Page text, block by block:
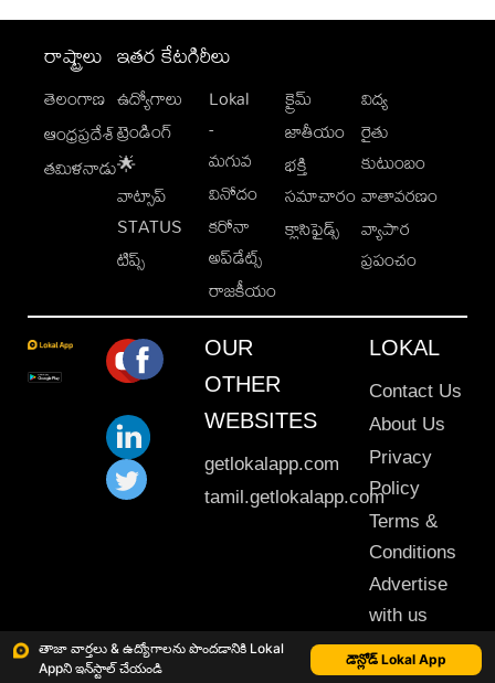
తాజా వార్తలు & ఉద్యోగాలను పొందడానికి Lokal
Appని ఇన్‌స్టాల్ చేయండి
డౌన్లోడ్ Lokal App
రాష్ట్రాలు
తెలంగాణ
ఆంధ్రప్రదేశ్
తమిళనాడు
ఇతర కేటగిరీలు
ఉద్యోగాలు
ట్రెండింగ్
🌟
వాట్సాప్
STATUS
టిప్స్
Lokal
-
మగువ
వినోదం
కరోనా
అప్‌డేట్స్
రాజకీయం
క్రైమ్
జాతీయం
భక్తి
సమాచారం
క్లాసిఫైడ్స్
విద్య
రైతు
కుటుంబం
వాతావరణం
వ్యాపార
ప్రపంచం
OUR
OTHER
WEBSITES
getlokalapp.com
tamil.getlokalapp.com
LOKAL
Contact Us
About Us
Privacy
Policy
Terms &
Conditions
Advertise
with us
Sitemap
This material may not be published, transmitted, rewritten or redistributed. © 2020 Lokal App. All rights reserved.